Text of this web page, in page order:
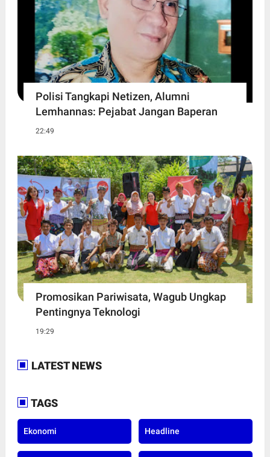
Polisi Tangkapi Netizen, Alumni
Lemhannas: Pejabat Jangan Baperan
22:49
Promosikan Pariwisata, Wagub Ungkap
Pentingnya Teknologi
19:29
LATEST NEWS
TAGS
Ekonomi Headline